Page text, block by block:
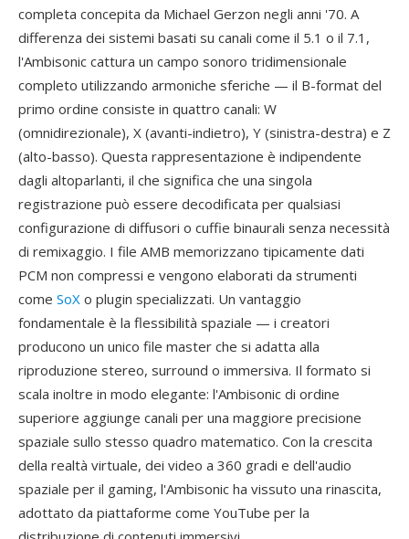
completa concepita da Michael Gerzon negli anni '70. A
differenza dei sistemi basati su canali come il 5.1 o il 7.1,
l'Ambisonic cattura un campo sonoro tridimensionale
completo utilizzando armoniche sferiche — il B-format del
primo ordine consiste in quattro canali: W
(omnidirezionale), X (avanti-indietro), Y (sinistra-destra) e Z
(alto-basso). Questa rappresentazione è indipendente
dagli altoparlanti, il che significa che una singola
registrazione può essere decodificata per qualsiasi
configurazione di diffusori o cuffie binaurali senza necessità
di remixaggio. I file AMB memorizzano tipicamente dati
PCM non compressi e vengono elaborati da strumenti
come SoX o plugin specializzati. Un vantaggio
fondamentale è la flessibilità spaziale — i creatori
producono un unico file master che si adatta alla
riproduzione stereo, surround o immersiva. Il formato si
scala inoltre in modo elegante: l'Ambisonic di ordine
superiore aggiunge canali per una maggiore precisione
spaziale sullo stesso quadro matematico. Con la crescita
della realtà virtuale, dei video a 360 gradi e dell'audio
spaziale per il gaming, l'Ambisonic ha vissuto una rinascita,
adottato da piattaforme come YouTube per la